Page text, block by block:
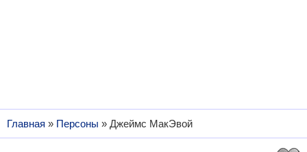
Главная » Персоны » Джеймс МакЭвой